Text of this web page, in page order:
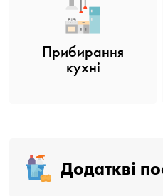
Прибирання
кухні
Додаткві